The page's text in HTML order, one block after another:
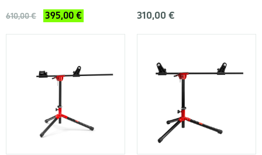
610,00 € 395,00 € 310,00 €